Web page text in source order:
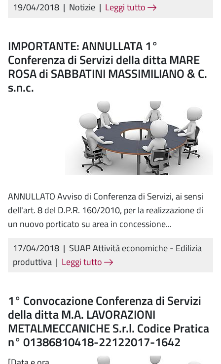
19/04/2018 | Notizie | Leggi tutto
IMPORTANTE: ANNULLATA 1°
Conferenza di Servizi della ditta MARE
ROSA di SABBATINI MASSIMILIANO & C.
s.n.c.
ANNULLATO Avviso di Conferenza di Servizi, ai sensi
dell'art. 8 del D.P.R. 160/2010, per la realizzazione di
un nuovo porticato su area in concessione...
17/04/2018 | SUAP Attività economiche - Edilizia
produttiva | Leggi tutto
1° Convocazione Conferenza di Servizi
della ditta M.A. LAVORAZIONI
METALMECCANICHE S.r.l. Codice Pratica
n° 01386810418-22122017-1642